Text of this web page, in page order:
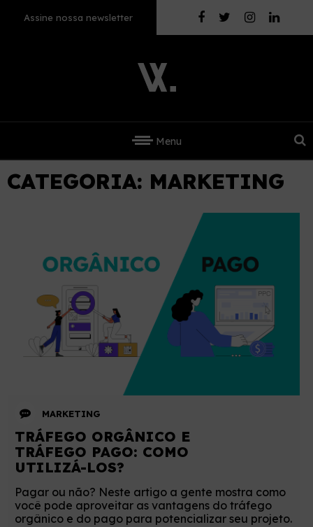
Assine nossa newsletter
Menu
CATEGORIA: MARKETING
MARKETING
TRÁFEGO ORGÂNICO E
TRÁFEGO PAGO: COMO
UTILIZÁ-LOS?
Pagar ou não? Neste artigo a gente mostra como
você pode aproveitar as vantagens do tráfego
orgânico e do pago para potencializar seu projeto.